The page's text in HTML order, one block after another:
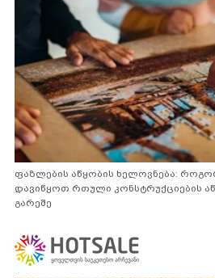
ფაზლების აწყობის ხელოვნება:
დავიწყოთ რთული კონსტრუქციების
გარეშე